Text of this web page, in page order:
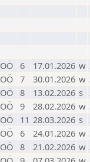
OÖ 6 17.01.2026 w
OÖ 7 30.01.2026 w
OÖ 8 13.02.2026 s
OÖ 9 28.02.2026 w
OÖ 11 28.03.2026 s
OÖ 6 24.01.2026 w
OÖ 8 21.02.2026 w